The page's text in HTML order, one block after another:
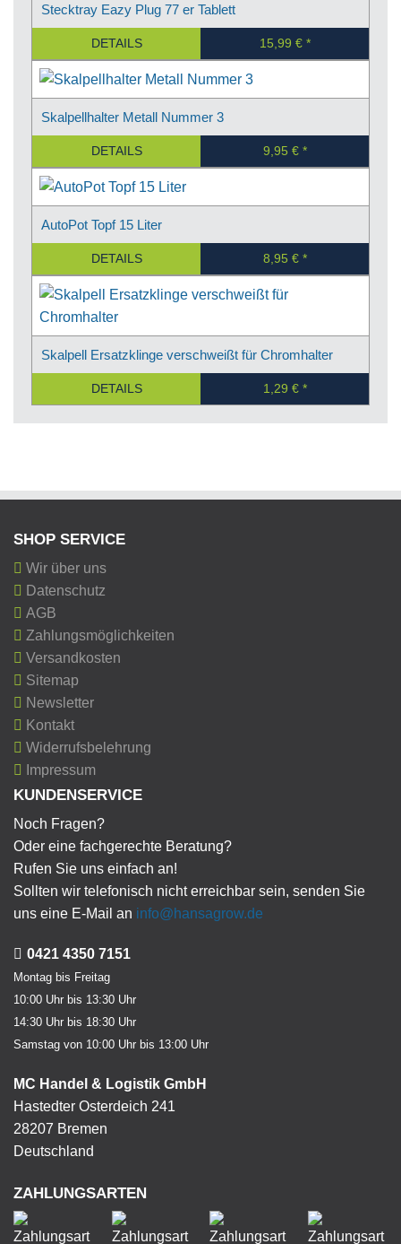
Stecktray Eazy Plug 77 er Tablett
DETAILS 15,99 €
Skalpellhalter Metall Nummer 3
DETAILS 9,95 €
AutoPot Topf 15 Liter
DETAILS 8,95 €
Skalpell Ersatzklinge verschweißt für Chromhalter
DETAILS 1,29 €
SHOP SERVICE
Wir über uns
Datenschutz
AGB
Zahlungsmöglichkeiten
Versandkosten
Sitemap
Newsletter
Kontakt
Widerrufsbelehrung
Impressum
KUNDENSERVICE
Noch Fragen?
Oder eine fachgerechte Beratung?
Rufen Sie uns einfach an!
Sollten wir telefonisch nicht erreichbar sein, senden Sie
uns eine E-Mail an info@hansagrow.de
0421 4350 7151
Montag bis Freitag
10:00 Uhr bis 13:30 Uhr
14:30 Uhr bis 18:30 Uhr
Samstag von 10:00 Uhr bis 13:00 Uhr
MC Handel & Logistik GmbH
Hastedter Osterdeich 241
28207 Bremen
Deutschland
ZAHLUNGSARTEN